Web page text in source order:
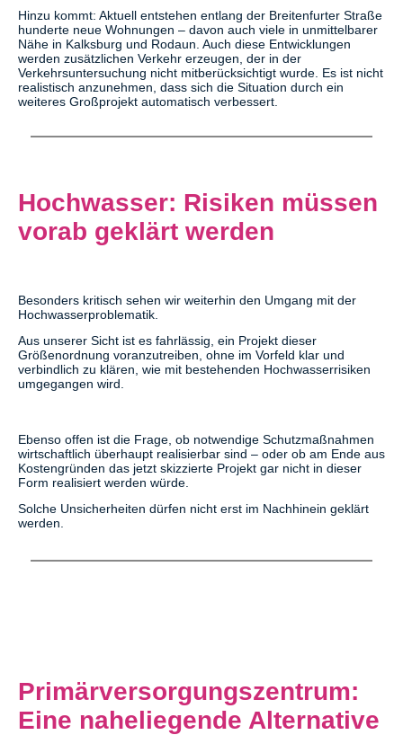
Hinzu kommt: Aktuell entstehen entlang der Breitenfurter Straße
hunderte neue Wohnungen – davon auch viele in unmittelbarer
Nähe in Kalksburg und Rodaun. Auch diese Entwicklungen
werden zusätzlichen Verkehr erzeugen, der in der
Verkehrsuntersuchung nicht mitberücksichtigt wurde. Es ist nicht
realistisch anzunehmen, dass sich die Situation durch ein
weiteres Großprojekt automatisch verbessert.
Hochwasser: Risiken müssen
vorab geklärt werden
Besonders kritisch sehen wir weiterhin den Umgang mit der
Hochwasserproblematik.
Aus unserer Sicht ist es fahrlässig, ein Projekt dieser
Größenordnung voranzutreiben, ohne im Vorfeld klar und
verbindlich zu klären, wie mit bestehenden Hochwasserrisiken
umgegangen wird.
Ebenso offen ist die Frage, ob notwendige Schutzmaßnahmen
wirtschaftlich überhaupt realisierbar sind – oder ob am Ende aus
Kostengründen das jetzt skizzierte Projekt gar nicht in dieser
Form realisiert werden würde.
Solche Unsicherheiten dürfen nicht erst im Nachhinein geklärt
werden.
Primärversorgungszentrum:
Eine naheliegende Alternative